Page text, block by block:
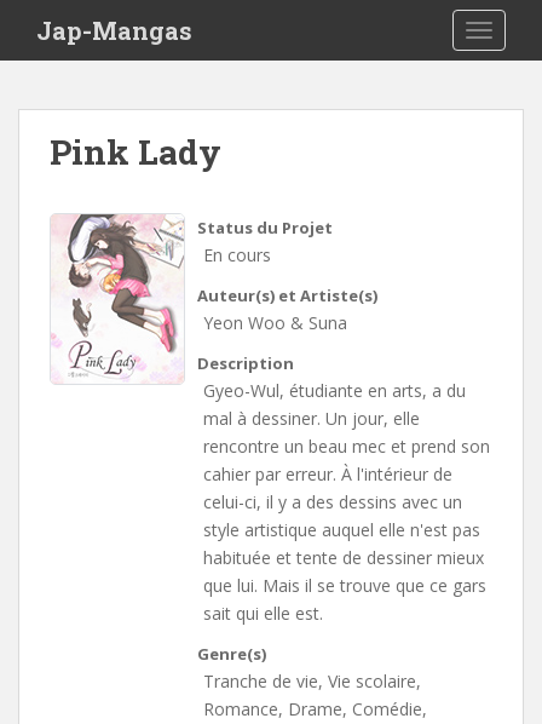
Jap-Mangas
Pink Lady
Status du Projet
En cours
Auteur(s) et Artiste(s)
Yeon Woo & Suna
Description
Gyeo-Wul, étudiante en arts, a du
mal à dessiner. Un jour, elle
rencontre un beau mec et prend son
cahier par erreur. À l'intérieur de
celui-ci, il y a des dessins avec un
style artistique auquel elle n'est pas
habituée et tente de dessiner mieux
que lui. Mais il se trouve que ce gars
sait qui elle est.
Genre(s)
Tranche de vie, Vie scolaire,
Romance, Drame, Comédie,